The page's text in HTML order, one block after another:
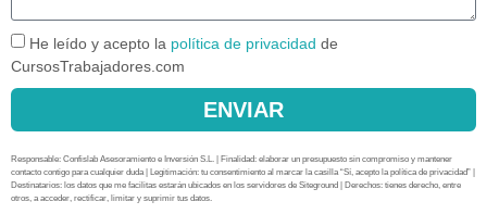
He leído y acepto la política de privacidad de
CursosTrabajadores.com
ENVIAR
Responsable: Confislab Asesoramiento e Inversión S.L. | Finalidad: elaborar un presupuesto sin compromiso y mantener
contacto contigo para cualquier duda | Legitimación: tu consentimiento al marcar la casilla “Sí, acepto la política de privacidad” |
Destinatarios: los datos que me facilitas estarán ubicados en los servidores de Siteground | Derechos: tienes derecho, entre
otros, a acceder, rectificar, limitar y suprimir tus datos.